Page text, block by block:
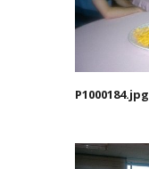
P1000184.jpg